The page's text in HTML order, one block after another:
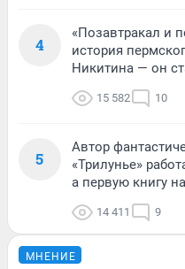
4
«Позавтракал и
история
Никитина — он
15 582 10
5
Автор
«Трилунье»
а первую книгу
14 411 9
МНЕНИЕ